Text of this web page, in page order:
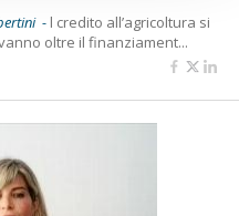
- l credito all’agricoltura si
oltre il finanziament...